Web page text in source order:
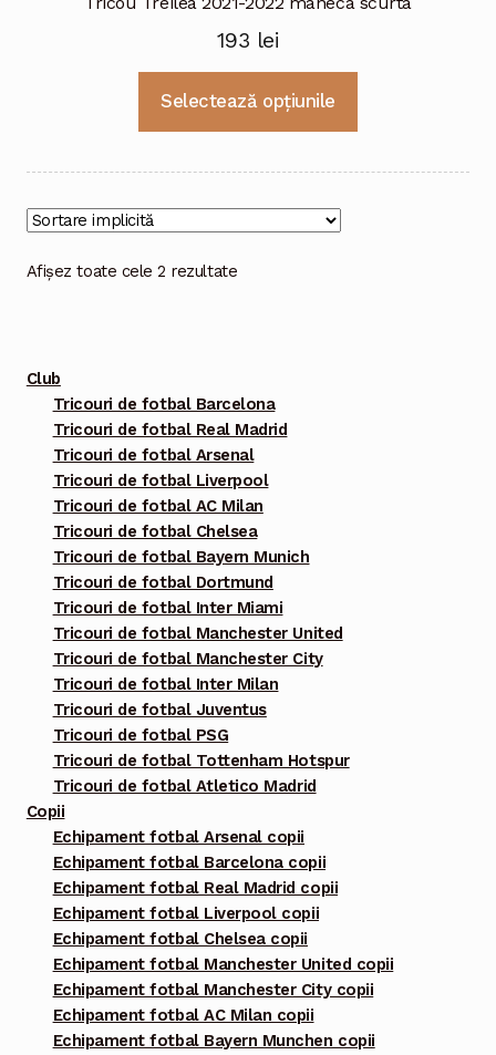
193 lei
Selectează opțiunile
mai
Afișez toate cele 2 rezultate
Club
Tricouri de fotbal Barcelona
Tricouri de fotbal Real Madrid
Tricouri de fotbal Arsenal
Tricouri de fotbal Liverpool
Tricouri de fotbal AC Milan
Tricouri de fotbal Chelsea
Tricouri de fotbal Bayern Munich
Tricouri de fotbal Dortmund
Tricouri de fotbal Inter Miami
Tricouri de fotbal Manchester United
Tricouri de fotbal Manchester City
Tricouri de fotbal Inter Milan
Tricouri de fotbal Juventus
Tricouri de fotbal PSG
Tricouri de fotbal Tottenham Hotspur
Tricouri de fotbal Atletico Madrid
Copii
Echipament fotbal Arsenal copii
Echipament fotbal Barcelona copii
Echipament fotbal Real Madrid copii
Echipament fotbal Liverpool copii
Echipament fotbal Chelsea copii
Echipament fotbal Manchester United copii
Echipament fotbal Manchester City copii
Echipament fotbal AC Milan copii
Echipament fotbal Bayern Munchen copii